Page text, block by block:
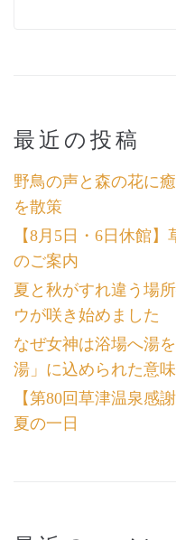
最近の投稿
野鳥の声と森の花に
を散策
【8月5日・6日休館
のご案内
夏と秋がすれ違う場
ウが咲き始めました
なぜ女神は浴場へ湯
湯」に込められた意味
【第80回草津温泉感
夏の一日